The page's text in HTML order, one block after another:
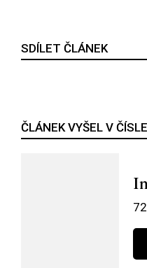
SDÍLET ČLÁNEK
ČLÁNEK VYŠEL V ČÍSLE